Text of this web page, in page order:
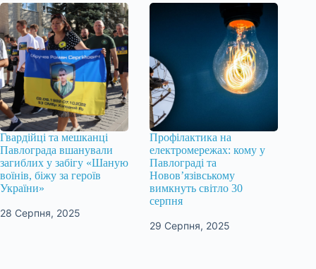
Гвардійці та мешканці
Павлограда вшанували
загиблих у забігу «Шаную
воїнів, біжу за героїв
України»
28 Серпня, 2025
Профілактика на
електромережах: кому у
Павлограді та
Новов’язівському
вимкнуть світло 30
серпня
29 Серпня, 2025